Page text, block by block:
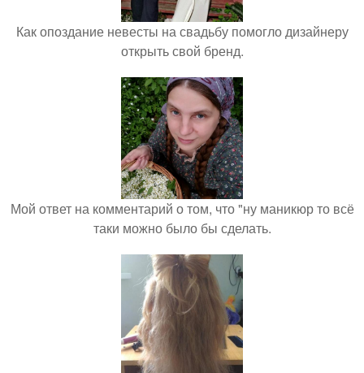
Как опоздание невесты на свадьбу помогло дизайнеру
открыть свой бренд.
Мой ответ на комментарий о том, что "ну маникюр то всё
таки можно было бы сделать.